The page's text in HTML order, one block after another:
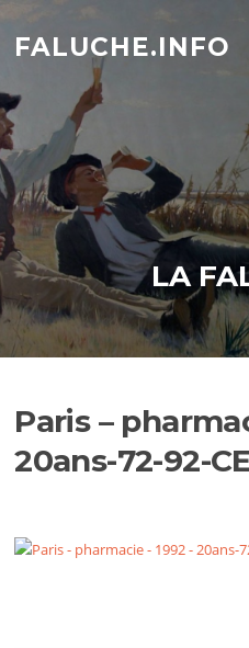
Aller
contenu
FALUCHE.INFO
LA
Paris –
20ans-72-92-